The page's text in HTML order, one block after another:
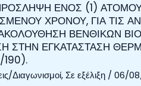
ΕΝΟΣ (1)
ΧΡΟΝΟΥ, ΓΙΑ ΤΙΣ
ΒΕΝΘΙΚΩΝ
ΣΤΗΝ ΕΓΚΑΤΑΣΤΑΣΗ
190).
Διαγωνισμοί,Σε εξέλιξη /06/